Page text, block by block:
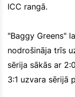
ICC rangā.
"Baggy Greens"
nodrošināja trīs
sērija sākās ar
3:1 uzvara sērijā